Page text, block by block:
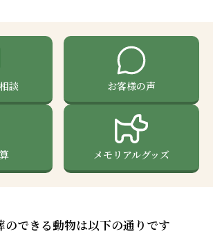
談 お客様の声
メモリアルグッズ
のできる動物は以下の通りです